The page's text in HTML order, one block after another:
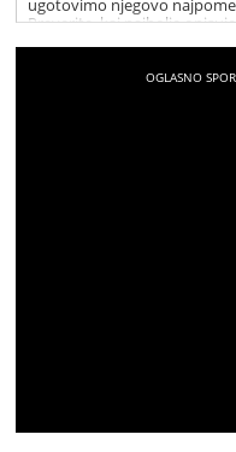
ugotovimo njegovo
Preverite, kaj najbolje